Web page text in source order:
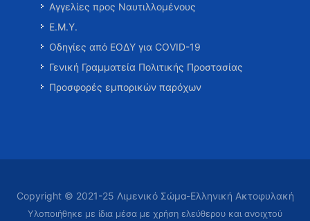
Αγγελίες προς Ναυτιλλομένους
Ε.Μ.Υ.
Οδηγίες από ΕΟΔΥ για COVID-19
Γενική Γραμματεία Πολιτικής Προστασίας
Προσφορές εμπορικών παρόχων
Copyright © 2021-25 Λιμενικό Σώμα-Ελληνική Ακτοφυλακή
Υλοποιήθηκε με ίδια μέσα με χρήση ελεύθερου και ανοιχτού